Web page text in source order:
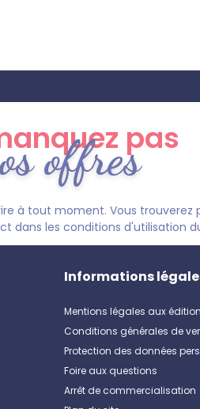
pas
offres
à tout moment. Vous trouverez
dans les conditions d'utilisation
Informations
Mentions légales aux
Conditions générales de
Protection des données
Foire aux questions
Arrêt de commercialisation